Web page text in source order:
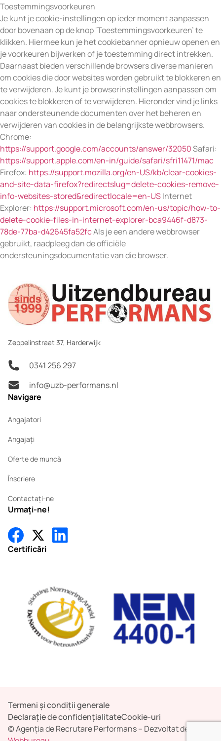
Toestemmingsvoorkeuren
Je kunt je cookie-instellingen op ieder moment aanpassen
door bovenaan op de knop ‘Toestemmingsvoorkeuren’ te
klikken. Hiermee kun je het cookiebanner opnieuw openen en
je voorkeuren bijwerken of je toestemming direct intrekken.
Daarnaast bieden verschillende browsers diverse manieren
om cookies die door websites worden gebruikt te blokkeren en
te verwijderen. Je kunt je browserinstellingen aanpassen om
cookies te blokkeren of te verwijderen. Hieronder vind je links
naar ondersteunende documenten over het beheren en
verwijderen van cookies in de belangrijkste webbrowsers.
Chrome:
https://support.google.com/accounts/answer/32050Safari:
https://support.apple.com/en-in/guide/safari/sfri11471/mac
Firefox: https://support.mozilla.org/en-US/kb/clear-cookies-
and-site-data-firefox?redirectslug=delete-cookies-remove-
info-websites-stored&redirectlocale=en-USInternet
Explorer: https://support.microsoft.com/en-us/topic/how-to-
delete-cookie-files-in-internet-explorer-bca9446f-d873-
78de-77ba-d42645fa52fcAls je een andere webbrowser
gebruikt, raadpleeg dan de officiële
ondersteuningsdocumentatie van die browser.
Zeppelinstraat 37, Harderwijk
0341 256 297
info@uzb-performans.nl
Navigare
Angajatori
Angajați
Oferte de muncă
Înscriere
Contactați-ne
Urmați-ne!
Certificări
© Agenția de Recrutare Performans – Dezvoltat de
Termeni și condiții generale
Declarație de confidențialitateCookie-uri